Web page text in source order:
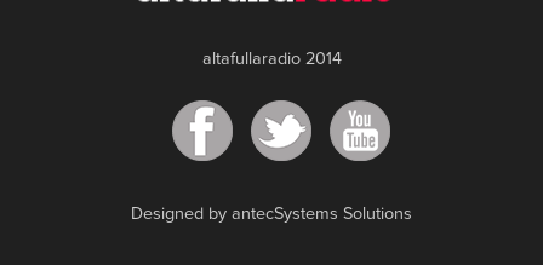
altafullaradio 2014
Designed by antecSystems Solutions